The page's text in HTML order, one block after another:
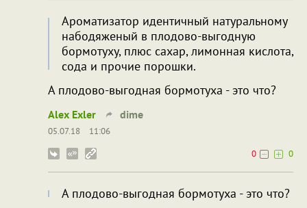
Ароматизатор идентичный натуральному
набодяженый в плодово-выгодную
бормотуху, плюс сахар, лимонная кислота,
сода и прочие порошки.
А плодово-выгодная бормотуха - это что?
Alex Exler dime
05.07.18
11:06
0
0
А плодово-выгодная бормотуха - это что?